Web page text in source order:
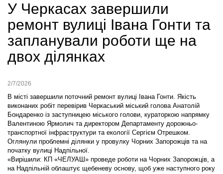
У Черкасах завершили
ремонт вулиці Івана Гонти та
запланували роботи ще на
двох ділянках
2/7/2026
В місті завершили поточний ремонт вулиці Івана Гонти. Якість
виконаних робіт перевірив Черкаський міський голова Анатолій
Бондаренко із заступницею міського голови, кураторкою напрямку
Валентиною Ярмолич та директором Департаменту дорожньо-
транспортної інфраструктури та екології Сергієм Отрешком.
Оглянули проблемні ділянки у провулку Чорних Запорожців та на
початку вулиці Надпільної.
«Вирішили: КП «ЧЕЛУАШ» проведе роботи на Чорних Запорожців, а
на Надпільній облаштує щебеневу основу, щоб уже наступного року